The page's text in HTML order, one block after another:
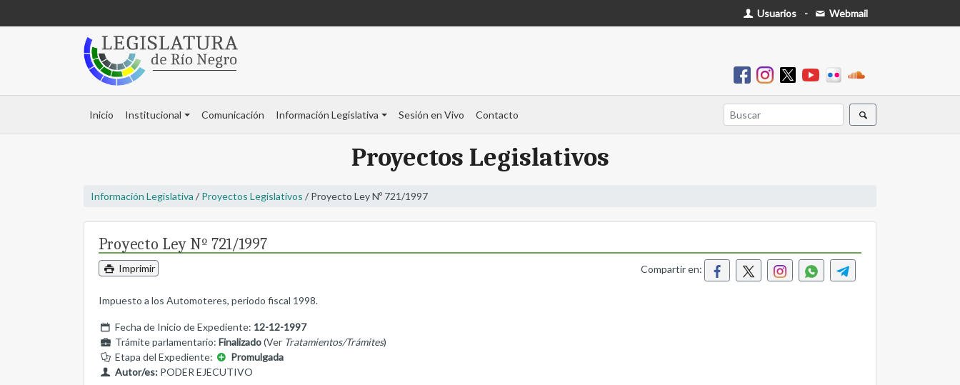
Usuarios - Webmail
Inicio Institucional Comunicación Información Legislativa Sesión en Vivo Contacto
Proyectos Legislativos
Información Legislativa / Proyectos Legislativos / Proyecto Ley Nº 721/1997
Proyecto Ley Nº 721/1997
Imprimir Compartir en:
Impuesto a los Automoteres, periodo fiscal 1998.
Fecha de Inicio de Expediente: 12-12-1997
Trámite parlamentario: Finalizado(Ver Tratamientos/Trámites)
Etapa del Expediente:
Promulgada
Autor/es:PODER EJECUTIVO